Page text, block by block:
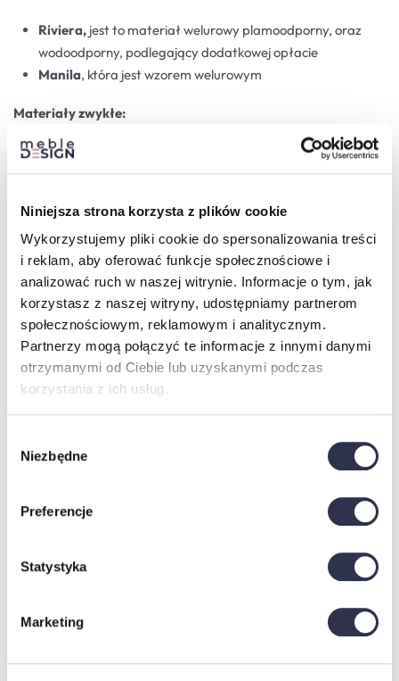
Niniejsza strona korzysta z plików cookie
Wykorzystujemy pliki cookie do spersonalizowania treści
i reklam, aby oferować funkcje społecznościowe i
analizować ruch w naszej witrynie. Informacje o tym, jak
korzystasz z naszej witryny, udostępniamy partnerom
społecznościowym, reklamowym i analitycznym.
Partnerzy mogą połączyć te informacje z innymi danymi
otrzymanymi od Ciebie lub uzyskanymi podczas
korzystania z ich usług.
zgody
Niezbędne
Preferencje
Statystyka
Marketing
Riviera, jest to materiał welurowy plamoodporny, oraz
wodoodporny, podlegający dodatkowej opłacie
Manila, która jest wzorem welurowym
Materiały zwykłe:
Materiały dodatkowo płatne: